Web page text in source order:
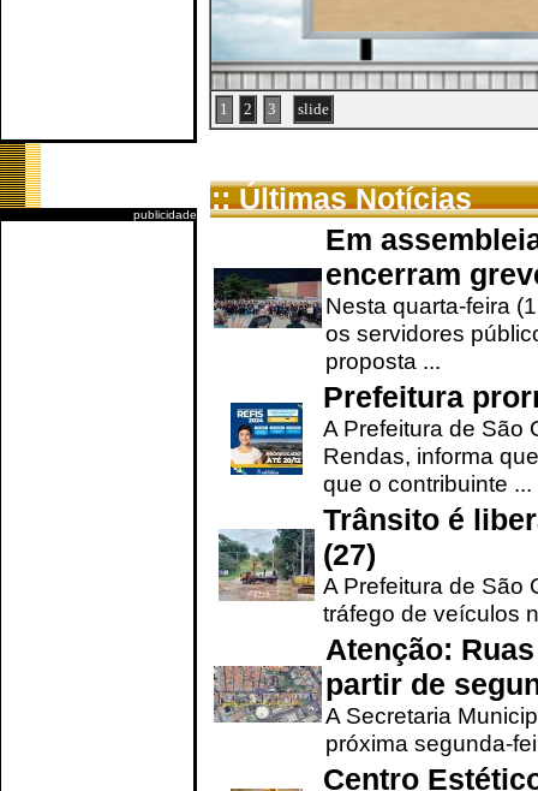
publicidade
1 2 3 slide
:: Últimas Notícias
Em
encerram
Nesta quarta-feira
os servidores
proposta ...
Prefeitura
A Prefeitura de São
Rendas, informa
que o contribuinte ...
Trânsito é
(27)
A Prefeitura de São
tráfego de veículos
Atenção:
partir de
A Secretaria
próxima segunda-
Centro